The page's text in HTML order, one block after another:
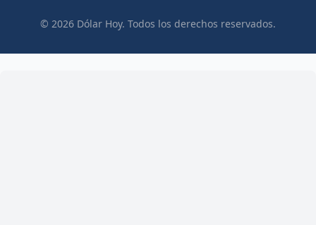
© 2026 Dólar Hoy. Todos los derechos reservados.